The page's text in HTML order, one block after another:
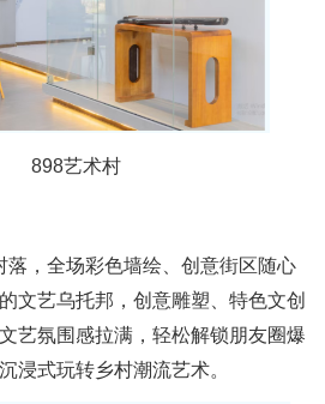
898艺术村
落，全场彩色墙绘、创意街区随心
文艺乌托邦，创意雕塑、特色文创
艺氛围感拉满，轻松解锁朋友圈爆
浸式玩转乡村潮流艺术。